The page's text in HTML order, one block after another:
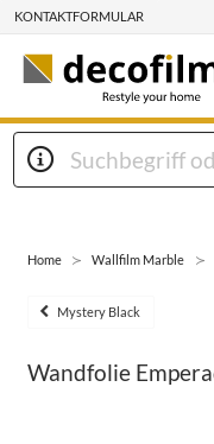
KONTAKTFORMULAR
Home Wallfilm Marble
Mystery Black
Wandfolie